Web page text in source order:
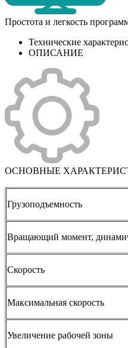
Простота и легкость
Технические
ОПИСАНИЕ
ОСНОВНЫЕ
Грузоподъемность
Вращающий момент,
Скорость
Максимальная скорость
Увеличение рабочей зоны